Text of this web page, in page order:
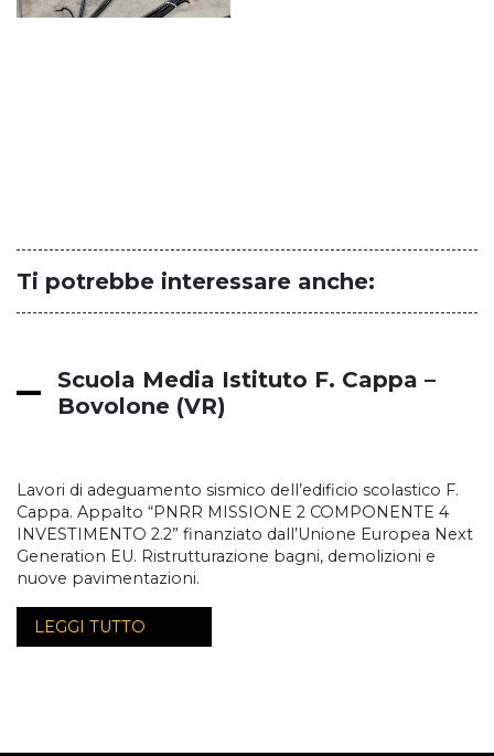
Ti potrebbe interessare anche:
Scuola Media Istituto F. Cappa –
Bovolone (VR)
Lavori di adeguamento sismico dell’edificio scolastico F.
Cappa. Appalto “PNRR MISSIONE 2 COMPONENTE 4
INVESTIMENTO 2.2” finanziato dall’Unione Europea Next
Generation EU. Ristrutturazione bagni, demolizioni e
nuove pavimentazioni.
LEGGI TUTTO